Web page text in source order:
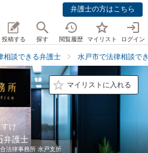
弁護士の方はこちら
投稿する 探す 閲覧履歴 マイリスト ログイン
相談できる弁護士 水戸市で法律相談で
マイリストに入れる
け
弁護士
法律事務所 水戸支所